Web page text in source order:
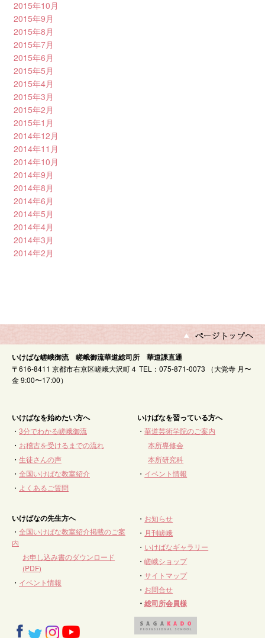
2015年10月
2015年9月
2015年8月
2015年7月
2015年6月
2015年5月
2015年4月
2015年3月
2015年2月
2015年1月
2014年12月
2014年11月
2014年10月
2014年9月
2014年8月
2014年6月
2014年5月
2014年4月
2014年3月
2014年2月
いけばな嵯峨御流 嵯峨御流華道総司所 華道課直通
〒616-8411 京都市右京区嵯峨大沢町４ TEL：075-871-0073 （大覚寺 月〜
金 9:00〜17:00）
いけばなを始めたい方へ
・ 3分でわかる嵯峨御流
・ お稽古を受けるまでの流れ
・ 生徒さんの声
・ 全国いけばな教室紹介
・ よくあるご質問
いけばなを習っている方へ
・華道芸術学院のご案内
本所専修会
本所研究科
・ イベント情報
いけばなの先生方へ
・ 全国いけばな教室紹介掲載のご案
内
お申し込み書のダウンロード
(PDF)
・ イベント情報
・ お知らせ
・ 月刊嵯峨
・ いけばなギャラリー
・嵯峨ショップ
・サイトマップ
・ お問合せ
・総司所会員様